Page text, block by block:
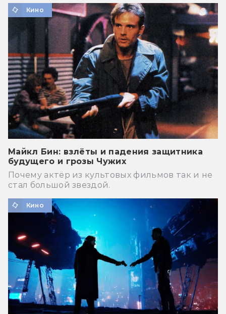
Кино
Майкл Бин: взлёты и падения защитника
будущего и грозы Чужих
Почему актёр из культовых фильмов так и не
стал большой звездой.
Кино